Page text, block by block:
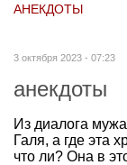
АНЕКДОТЫ
3 октября 2023 - 07:23
анекдоты
Из диалога
Галя, а где эта
что ли? Она в